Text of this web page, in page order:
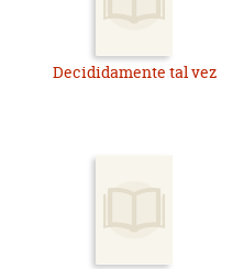
Decididamente tal vez